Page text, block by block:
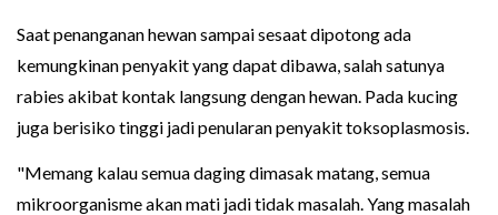
Saat penanganan hewan sampai sesaat dipotong ada
kemungkinan penyakit yang dapat dibawa, salah satunya
rabies akibat kontak langsung dengan hewan. Pada kucing
juga berisiko tinggi jadi penularan penyakit toksoplasmosis.
"Memang kalau semua daging dimasak matang, semua
mikroorganisme akan mati jadi tidak masalah. Yang masalah